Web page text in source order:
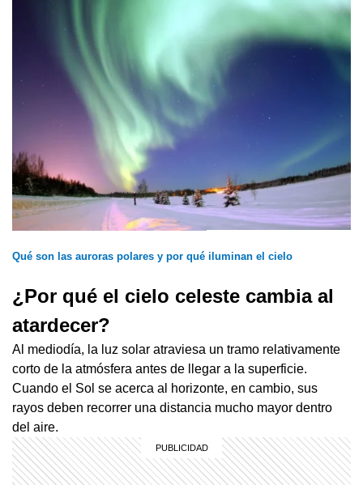
Qué son las auroras polares y por qué iluminan el cielo
¿Por qué el cielo celeste cambia al
atardecer?
Al mediodía, la luz solar atraviesa un tramo relativamente
corto de la atmósfera antes de llegar a la superficie.
Cuando el Sol se acerca al horizonte, en cambio, sus
rayos deben recorrer una distancia mucho mayor dentro
del aire.